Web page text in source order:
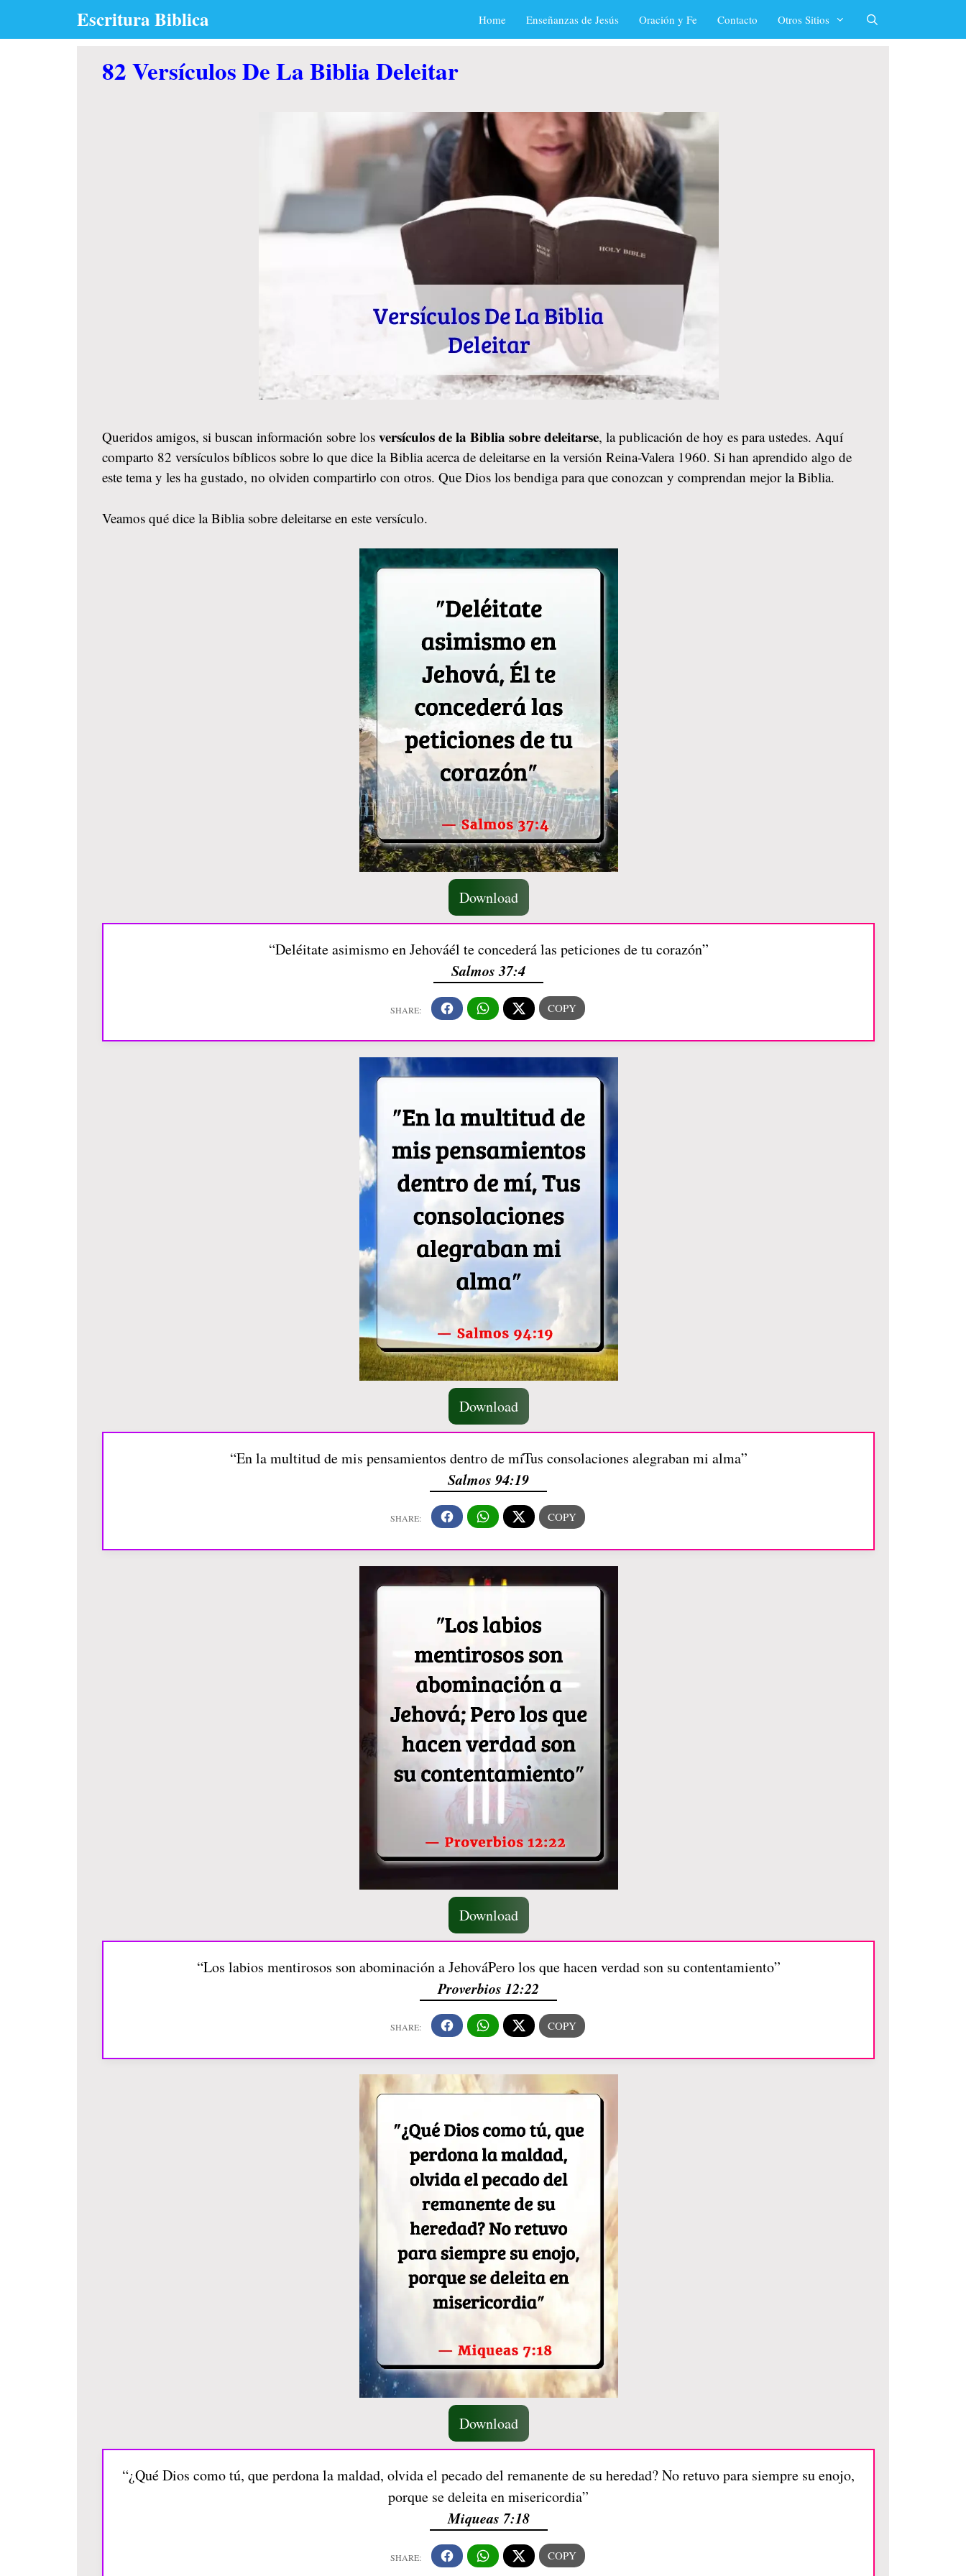
Escritura Biblica Home Enseñanzas de Jesús Oración y Fe Contacto Otros Sitios
82 Versículos De La Biblia Deleitar
Queridos amigos, si buscan información sobre los versículos de la Biblia sobre deleitarse, la publicación de hoy es para ustedes. Aquí
comparto 82 versículos bíblicos sobre lo que dice la Biblia acerca de deleitarse en la versión Reina-Valera 1960. Si han aprendido algo de
este tema y les ha gustado, no olviden compartirlo con otros. Que Dios los bendiga para que conozcan y comprendan mejor la Biblia.
Veamos qué dice la Biblia sobre deleitarse en este versículo.
Download
“Deléitate asimismo en Jehováél te concederá las peticiones de tu corazón”
Salmos 37:4
Download
“En la multitud de mis pensamientos dentro de míTus consolaciones alegraban mi alma”
Salmos 94:19
Download
“Los labios mentirosos son abominación a JehováPero los que hacen verdad son su contentamiento”
Proverbios 12:22
Download
“¿Qué Dios como tú, que perdona la maldad, olvida el pecado del remanente de su heredad? No retuvo para siempre su enojo,
porque se deleita en misericordia”
Miqueas 7:18